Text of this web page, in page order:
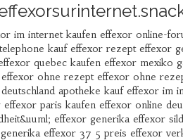
im internet kaufen effexor online-
kauf effexor rezept effexor
quebec kaufen effexor
ohne rezept effexor ohne
apotheke kauf effexor im
paris kaufen effexor online
effexor generika effexor
effexor 37 5 preis effexor